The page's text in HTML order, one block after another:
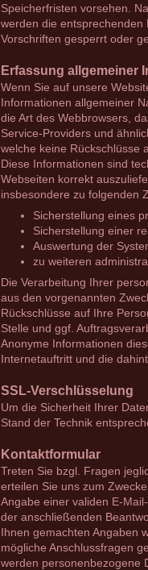
Speicherfristen vorsehen.
werden die
Vorschriften gesperrt oder
Erfassung allgemeiner
Wenn Sie auf unsere
Informationen allgemeiner
die Art des Webbrowsers,
Service-Providers und
welche keine Rückschlüsse
Diese Informationen sind
Webseiten korrekt
insbesondere zu folgenden
Sicherstellung eines
Sicherstellung einer
Auswertung der
zu weiteren
Die Verarbeitung Ihrer
aus den vorgenannten
Rückschlüsse auf Ihre
Stelle und ggf.
Anonyme Informationen
Internetauftritt und die
SSL-Verschlüsselung
Um die Sicherheit Ihrer
Stand der Technik
Kontaktformular
Treten Sie bzgl. Fragen
erteilen Sie uns zum
Angabe einer validen E-
der anschließenden
Ihnen gemachten Angaben
mögliche Anschlussfragen
werden personenbezogene